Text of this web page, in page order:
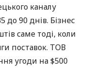
каналу
до 90 днів. Бізнес
саме тоді, коли
поставок. ТОВ
угоди на $500